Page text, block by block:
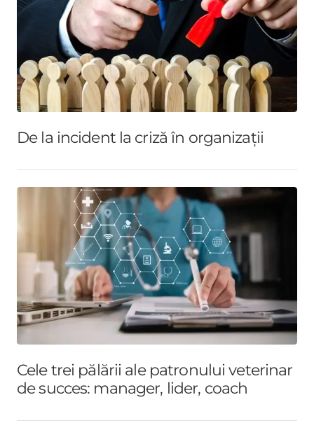
De la incident la criză în organizații
Cele trei pălării ale patronului veterinar
de succes: manager, lider, coach